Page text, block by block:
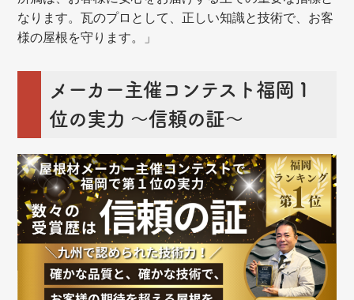
なります。瓦のプロとして、正しい知識と技術で、お客
様の屋根を守ります。」
メーカー主催コンテスト福岡１
位の実力 ～信頼の証～